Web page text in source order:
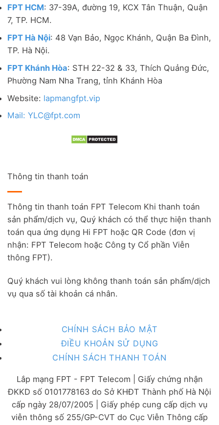
FPT HCM: 37-39A, đường 19, KCX Tân Thuận, Quận
7, TP. HCM.
FPT Hà Nội: 48 Vạn Bảo, Ngọc Khánh, Quận Ba Đình,
TP. Hà Nội.
FPT Khánh Hòa: STH 22-32 & 33, Thích Quảng Đức,
Phường Nam Nha Trang, tỉnh Khánh Hòa
Website: lapmangfpt.vip
Mail: YLC@fpt.com
Thông tin thanh toán
Thông tin thanh toán FPT Telecom Khi thanh toán
sản phẩm/dịch vụ, Quý khách có thể thực hiện thanh
toán qua ứng dụng Hi FPT hoặc QR Code (đơn vị
nhận: FPT Telecom hoặc Công ty Cổ phần Viễn
thông FPT).
Quý khách vui lòng không thanh toán sản phẩm/dịch
vụ qua số tài khoản cá nhân.
CHÍNH SÁCH BẢO MẬT
ĐIỀU KHOẢN SỬ DỤNG
CHÍNH SÁCH THANH TOÁN
Lắp mạng FPT - FPT Telecom | Giấy chứng nhận
ĐKKD số 0101778163 do Sở KHĐT Thành phố Hà Nội
cấp ngày 28/07/2005 | Giấy phép cung cấp dịch vụ
viễn thông số 255/GP-CVT do Cục Viễn Thông cấp